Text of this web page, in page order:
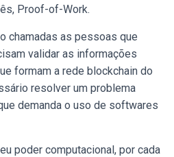
Proof-of-Work.
chamadas as pessoas que
validar as informações
formam a rede blockchain do
resolver um problema
demanda o uso de softwares
poder computacional, por cada